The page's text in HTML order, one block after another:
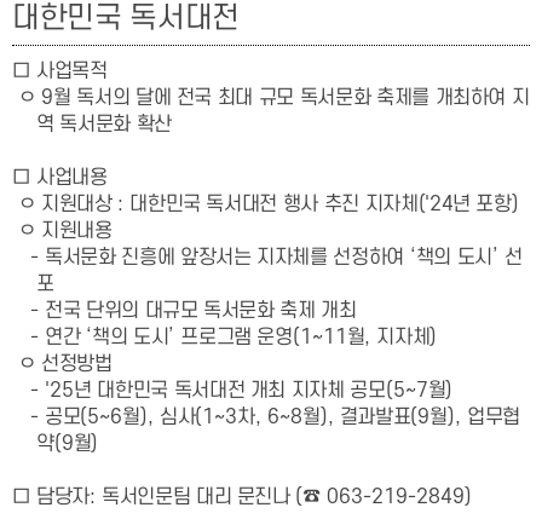
대한민국 독서대전
□ 사업목적
ㅇ 9월 독서의 달에 전국 최대 규모 독서문화 축제를 개최하여 지
역 독서문화 확산
□ 사업내용
ㅇ 지원대상 : 대한민국 독서대전 행사 추진 지자체('24년 포항)
ㅇ 지원내용
- 독서문화 진흥에 앞장서는 지자체를 선정하여 ‘책의 도시 ’ 선
포
- 전국 단위의 대규모 독서문화 축제 개최
- 연간 ‘책의 도시 ’ 프로그램 운영(1~11 월, 지자체 )
ㅇ 선정방법
- '25년 대한민국 독서대전 개최 지자체 공모(5~7월)
- 공모(5~6월), 심사(1~3차, 6~8월), 결과발표(9월), 업무협
약(9월)
□ 담당자: 독서인문팀 대리 문진나 (☎063-219-2849)